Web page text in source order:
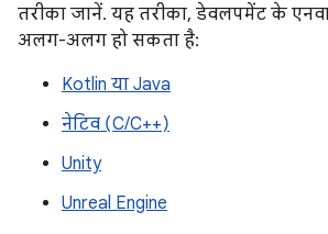
तरीका जानें. यह तरीका, डेवलपमेंट के
अलग-अलग हो सकता है:
Kotlin या Java
नेटिव (C/C++)
Unity
Unreal Engine